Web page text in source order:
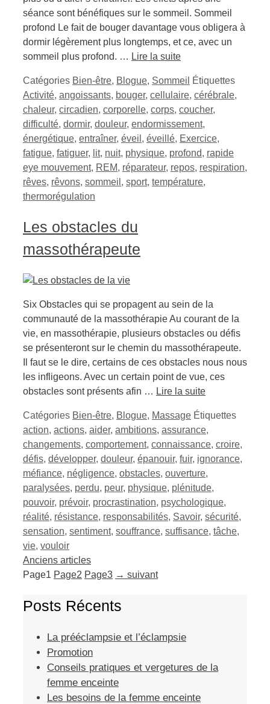
séance sont bénéfiques sur le sommeil. Sommeil
profond Le fait de bouger davantage vous obligera à
dormir légèrement plus longtemps, et ce, avec un
sommeil plus profond. … Lire la suite
Catégories Bien-être, Blogue, Sommeil
Étiquettes
Activité, angoissants, bouger, cellulaire, cérébrale,
chaleur, circadien, corporelle, corps, coucher,
difficulté, dormir, douleur, endormissement,
énergétique, entraîner, éveil , éveillé, Exercice,
fatigue, fatiguer, lit, nuit, physique, profond, rapide
eye mouvement, REM, réparateur, repos, respiration,
rêves, rêvons, sommeil , sport, température,
thermorégulation
Les obstacles du
massothérapeute
Six Obstacles qui se propagent au sein de la
communauté de la massothérapie Au courant de la
vie, en massothérapie, plusieurs obstacles ou défis
se présenteront sur le chemin du massothérapeute.
Il faut se le dire, certains de ces obstacles nous nous
les infligeons. Avec un certain point de vue, ces
obstacles sont présents afin … Lire la suite
Catégories Bien-être, Blogue, Massage Étiquettes
action, actions, aider, ambitions, assurance,
changements, comportement, connaissance, croire,
défis, développer, douleur, épanouir, fuir, ignorance,
méfiance, négligence, obstacles, ouverture,
paralysées, perdu, peur, physique, plénitude,
pouvoir, prévoir, procrastination, psychologique,
réalité, résistance, responsabilités, Savoir, sécurité,
sensation, sentiment, souffrance, suffisance, tâche,
vie, vouloir
Anciens articles
Page1 Page2 Page3 → suivant
Posts Récents
La prééclampsie et l’éclampsie
Promotion
Conseils pratiques et vergetures de la
femme enceinte
Les besoins de la femme enceinte